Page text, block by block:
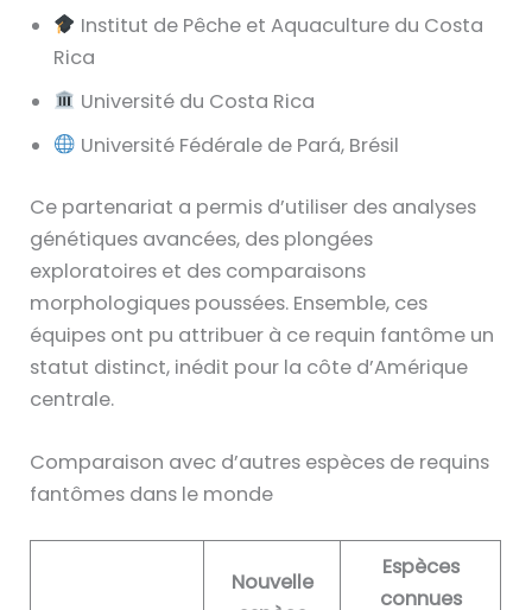
Institut de Pêche et Aquaculture du Costa
Rica
Université du Costa Rica
Université Fédérale de Pará, Brésil
Ce partenariat a permis d’utiliser des analyses
génétiques avancées, des plongées
exploratoires et des comparaisons
morphologiques poussées. Ensemble, ces
équipes ont pu attribuer à ce requin fantôme un
statut distinct, inédit pour la côte d’Amérique
centrale.
Comparaison avec d’autres espèces de requins
fantômes dans le monde
Nouvelle
Espèces
connues